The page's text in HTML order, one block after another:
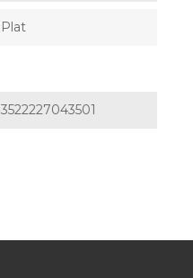
Plat
3522227043501